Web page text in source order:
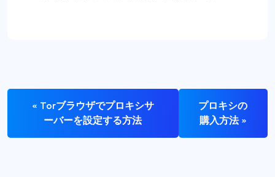
« Torブラウザでプロキシサ
ーバーを設定する方法
プロキシの
購入方法 »